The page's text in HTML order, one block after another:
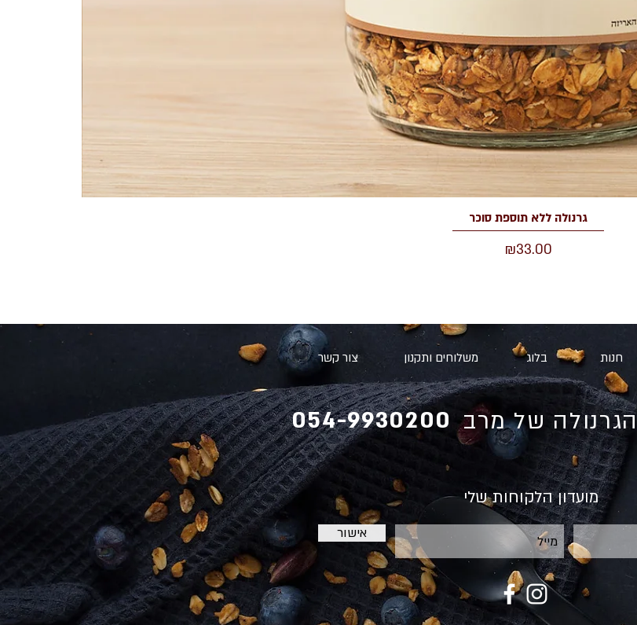
תצוגה מהירה
גרנולה ללא תוספת סוכר
מחיר
₪33.00
צור קשר משלוחים ותקנון בלוג חנות
054-9930200 הגרנולה של מרב
מועדון הלקוחות שלי
אישור